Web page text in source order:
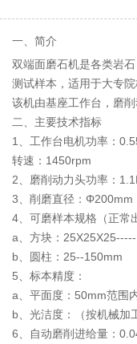
一、简介
双端面磨石机是各类岩
测试样本，适用于大专
该机由基座工作台，磨
二、主要技术指标
1、工作台电机功率：
转速：1450rpm
2、磨削动力头功率：
3、削磨直径：Φ200mm
4、可磨样本规格（正常
a、方块：
b、圆柱：25--150mm
5、标本精度：
a、平面度：50mm范围
b、光洁度：（按机械加
6、自动磨削进给量：